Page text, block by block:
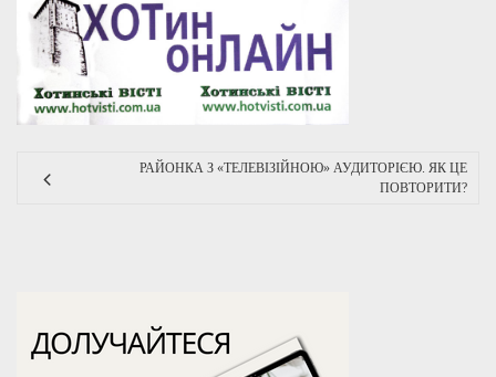
РАЙОНКА З «ТЕЛЕВІЗІЙНОЮ» АУДИТОРІЄЮ. ЯК ЦЕ
ПОВТОРИТИ?